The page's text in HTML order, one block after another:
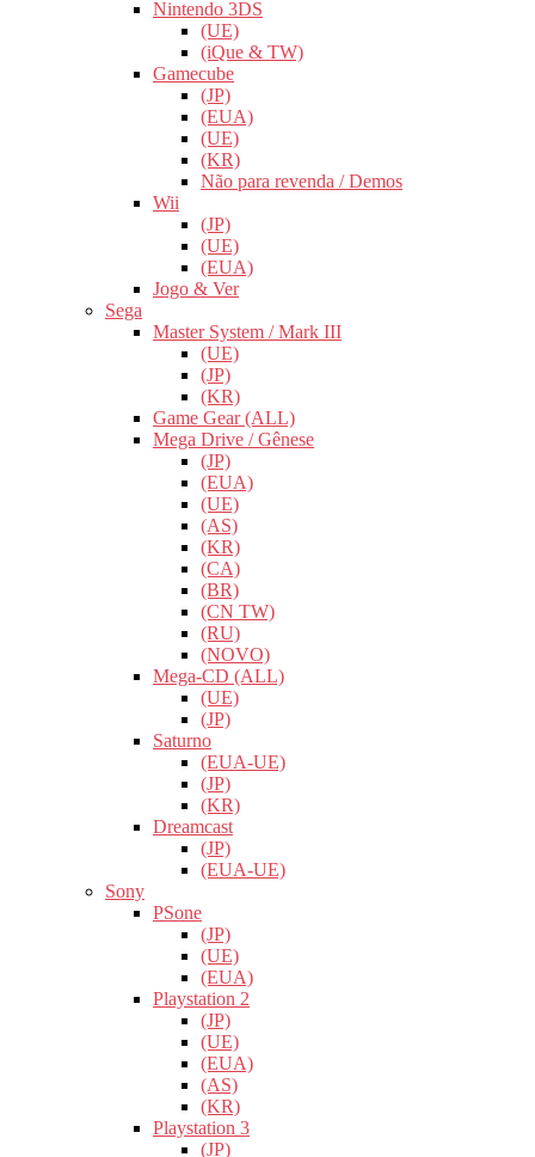
Nintendo 3DS
(UE)
(iQue & TW)
Gamecube
(JP)
(EUA)
(UE)
(KR)
Não para revenda / Demos
Wii
(JP)
(UE)
(EUA)
Jogo & Ver
Sega
Master System / Mark III
(UE)
(JP)
(KR)
Game Gear (ALL)
Mega Drive / Gênese
(JP)
(EUA)
(UE)
(AS)
(KR)
(CA)
(BR)
(CN TW)
(RU)
(NOVO)
Mega-CD (ALL)
(UE)
(JP)
Saturno
(EUA-UE)
(JP)
(KR)
Dreamcast
(JP)
(EUA-UE)
Sony
PSone
(JP)
(UE)
(EUA)
Playstation 2
(JP)
(UE)
(EUA)
(AS)
(KR)
Playstation 3
(JP)